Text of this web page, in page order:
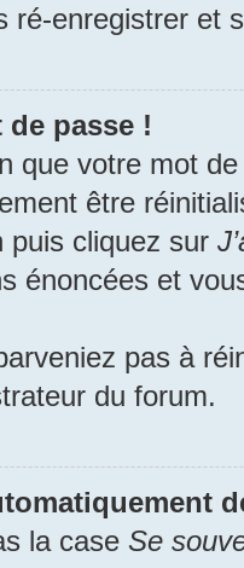
ré-enregistrer et
de passe !
que votre mot
être
puis cliquez sur
énoncées et
pas à
du forum.
la case Se